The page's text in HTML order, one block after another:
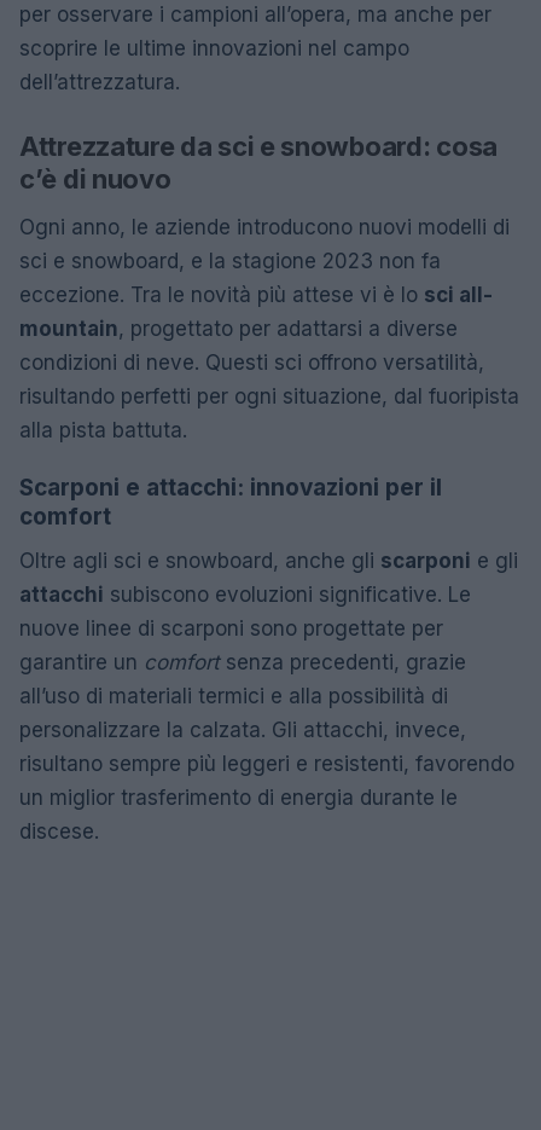
per osservare i campioni all’opera, ma anche per
scoprire le ultime innovazioni nel campo
dell’attrezzatura.
Attrezzature da sci e snowboard: cosa
c’è di nuovo
Ogni anno, le aziende introducono nuovi modelli di
sci e snowboard, e la stagione 2023 non fa
eccezione. Tra le novità più attese vi è lo sci all-
mountain, progettato per adattarsi a diverse
condizioni di neve. Questi sci offrono versatilità,
risultando perfetti per ogni situazione, dal fuoripista
alla pista battuta.
Scarponi e attacchi: innovazioni per il
comfort
Oltre agli sci e snowboard, anche gli scarponi e gli
attacchi subiscono evoluzioni significative. Le
nuove linee di scarponi sono progettate per
garantire un comfortsenza precedenti, grazie
all’uso di materiali termici e alla possibilità di
personalizzare la calzata. Gli attacchi, invece,
risultano sempre più leggeri e resistenti, favorendo
un miglior trasferimento di energia durante le
discese.